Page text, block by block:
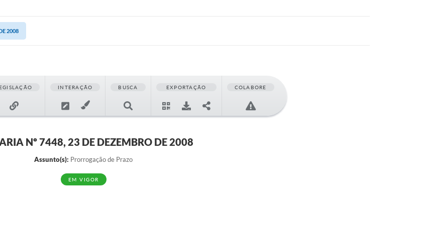
2008
INTERAÇÃO BUSCA EXPORTAÇÃO COLABORE
Nº 7448, 23 DE DEZEMBRO DE 2008
Assunto(s): Prorrogação de Prazo
EM VIGOR